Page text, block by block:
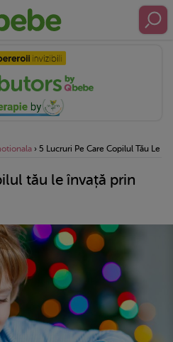
› 5 Lucruri Pe Care Copilul Tău Le
tău le învață prin